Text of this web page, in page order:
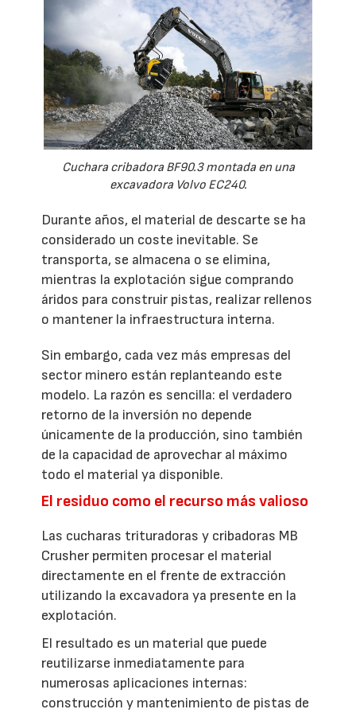
Cuchara cribadora BF90.3 montada en una
excavadora Volvo EC240.
Durante años, el material de descarte se ha
considerado un coste inevitable. Se
transporta, se almacena o se elimina,
mientras la explotación sigue comprando
áridos para construir pistas, realizar rellenos
o mantener la infraestructura interna.
Sin embargo, cada vez más empresas del
sector minero están replanteando este
modelo. La razón es sencilla: el verdadero
retorno de la inversión no depende
únicamente de la producción, sino también
de la capacidad de aprovechar al máximo
todo el material ya disponible.
El residuo como el recurso más valioso
Las cucharas trituradoras y cribadoras MB
Crusher permiten procesar el material
directamente en el frente de extracción
utilizando la excavadora ya presente en la
explotación.
El resultado es un material que puede
reutilizarse inmediatamente para
numerosas aplicaciones internas:
construcción y mantenimiento de pistas de